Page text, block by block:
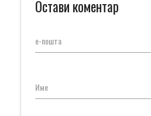
Остави коментар
е-пошта
Име